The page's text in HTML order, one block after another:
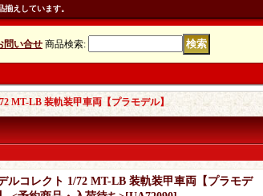
えしています。
問い合せ 商品検索:
MT-LB 装軌装甲車両【プラモデル】
ルコレクト 1/72 MT-LB 装軌装甲車両【プラモデ